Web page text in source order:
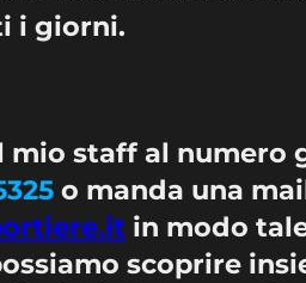
i giorni.
mio staff al numero
o manda una
in modo
scoprire